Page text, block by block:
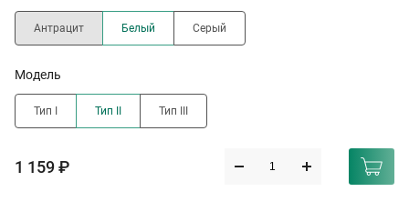
Антрацит Белый Серый
Модель
Тип I Тип II Тип III
1 159 ₽